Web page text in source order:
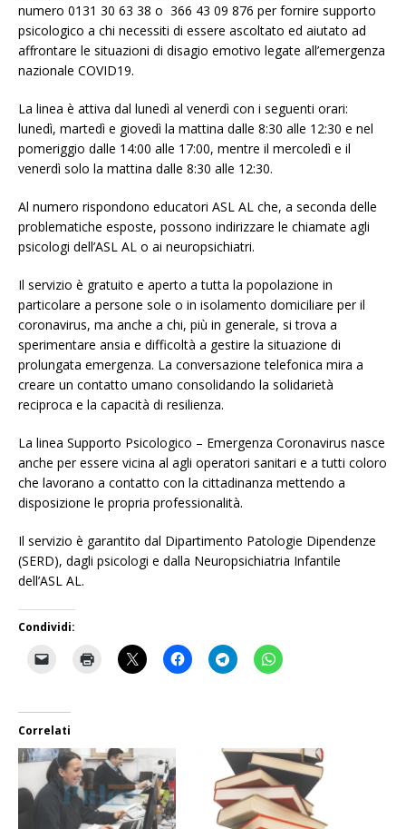
numero 0131 30 63 38 o 366 43 09 876 per fornire supporto
psicologico a chi necessiti di essere ascoltato ed aiutato ad
affrontare le situazioni di disagio emotivo legate all’emergenza
nazionale COVID19.
La linea è attiva dal lunedì al venerdì con i seguenti orari:
lunedì, martedì e giovedì la mattina dalle 8:30 alle 12:30 e nel
pomeriggio dalle 14:00 alle 17:00, mentre il mercoledì e il
venerdì solo la mattina dalle 8:30 alle 12:30.
Al numero rispondono educatori ASL AL che, a seconda delle
problematiche esposte, possono indirizzare le chiamate agli
psicologi dell’ASL AL o ai neuropsichiatri.
Il servizio è gratuito e aperto a tutta la popolazione in
particolare a persone sole o in isolamento domiciliare per il
coronavirus, ma anche a chi, più in generale, si trova a
sperimentare ansia e difficoltà a gestire la situazione di
prolungata emergenza. La conversazione telefonica mira a
creare un contatto umano consolidando la solidarietà
reciproca e la capacità di resilienza.
La linea Supporto Psicologico – Emergenza Coronavirus nasce
anche per essere vicina al agli operatori sanitari e a tutti coloro
che lavorano a contatto con la cittadinanza mettendo a
disposizione le propria professionalità.
Il servizio è garantito dal Dipartimento Patologie Dipendenze
(SERD), dagli psicologi e dalla Neuropsichiatria Infantile
dell’ASL AL.
Condividi:
Correlati